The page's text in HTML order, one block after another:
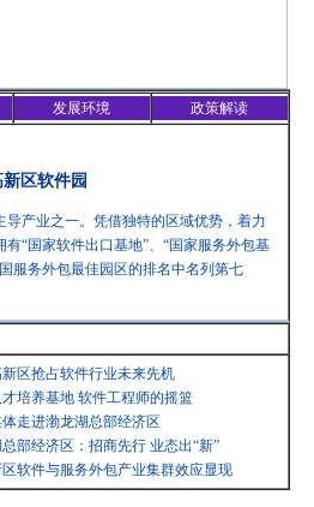
发展环境
政策解读
区软件园
产业之一。凭借独特的区域优势，着力
“国家软件出口基地”、“国家服务外包基
服务外包最佳园区的排名中名列第七
区抢占软件行业未来先机
培养基地 软件工程师的摇篮
走进渤龙湖总部经济区
部经济区：招商先行 业态出“新”
软件与服务外包产业集群效应显现